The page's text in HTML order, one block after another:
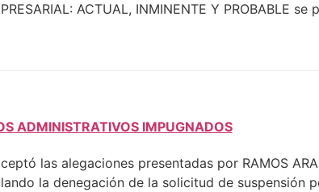
ACTUAL, INMINENTE Y PROBABLE
ADMINISTRATIVOS IMPUGNADOS
las alegaciones presentadas por RAMOS
la denegación de la solicitud de suspensión